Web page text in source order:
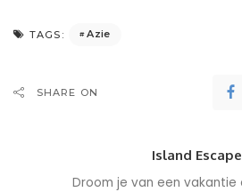
TAGS: Azie
SHARE ON
Island
Droom je van een vakantie